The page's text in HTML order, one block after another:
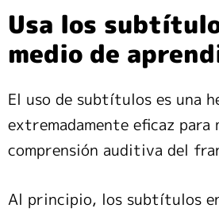
Usa los
medio de
El uso de subtítulos es una
extremadamente eficaz para
comprensión auditiva del
Al principio, los subtítulos